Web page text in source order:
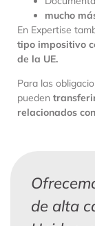
mucho
En Expertise
tipo impositivo
de la UE.
Para las
pueden
relacionados
de alta